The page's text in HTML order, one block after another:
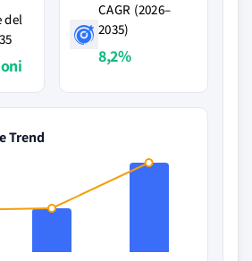
del
CAGR (2026–
2035)
8,2%
Trend